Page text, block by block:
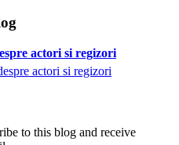
actori si regizori
to this blog and receive